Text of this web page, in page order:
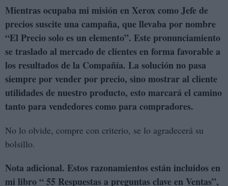
Mientras ocupaba mi misión en Xerox como Jefe de
precios suscite una campaña, que llevaba por nombre
“El Precio solo es un elemento”. Este pronunciamiento
se traslado al mercado de clientes en forma favorable a
los resultados de la Compañía. La solución no pasa
siempre por vender por precio, sino mostrar al cliente
utilidades de nuestro producto, esto marcará el camino
tanto para vendedores como para compradores.
No lo olvide, compre con criterio, se lo agradecerá su
bolsillo.
Nota adicional. Estos razonamientos están incluidos en
mi libro “ 55 Respuestas a preguntas clave en Ventas”,